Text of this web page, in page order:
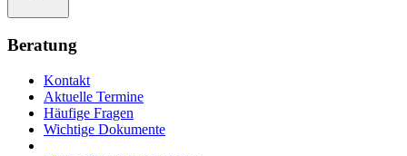
Beratung
Kontakt
Aktuelle Termine
Häufige Fragen
Wichtige Dokumente